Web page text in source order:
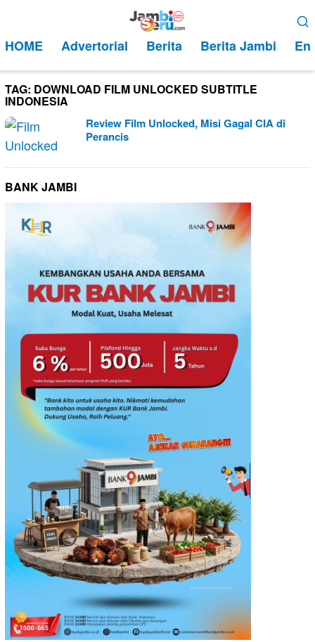
kontenMobile
HOME Advertorial Berita Berita Jambi
TAG: DOWNLOAD FILM UNLOCKED SUBTITLE
INDONESIA
Review Film Unlocked, Misi Gagal CIA di
Perancis
BANK JAMBI